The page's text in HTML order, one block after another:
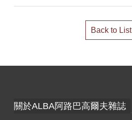
Back to List
關於ALBA阿路巴高爾夫雜誌